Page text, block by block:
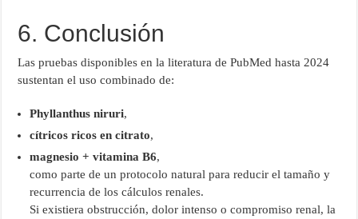
6. Conclusión
Las pruebas disponibles en la literatura de PubMed hasta 2024
sustentan el uso combinado de:
Phyllanthus niruri,
cítricos ricos en citrato,
magnesio + vitamina B6,
como parte de un protocolo natural para reducir el tamaño y
recurrencia de los cálculos renales.
Si existiera obstrucción, dolor intenso o compromiso renal, la